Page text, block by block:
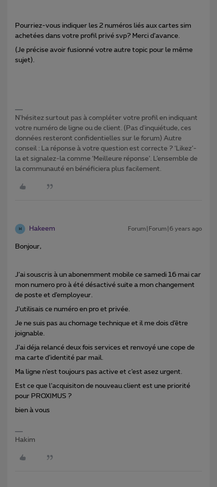
Pourriez-vous indiquer les 2 numéros liés aux cartes sim
achetées dans votre profil privé svp? Merci d’avance.
(Je précise avoir fusionné votre autre topic pour le même
sujet).
N'hésitez surtout pas à compléter votre profil en indiquant
votre numéro de ligne ou de client. (Pas d'inquiétude, ces
données resteront confidentielles sur le forum) Autre
conseil : La réponse à votre question est correcte ? ‘Likez’-
la et signalez-la comme ‘Meilleure réponse’. L’ensemble de
la communauté en bénéficiera plus facilement.
H Hakeem Forum|Forum|6 years ago
Bonjour,
J’ai souscris à un abonemment mobile ce samedi 16 mai car
mon numero pro à été désactivé suite a mon changement
de poste et d’employeur.
J’utilisais ce numéro en pro et privée.
Je ne suis pas au chomage technique et il me dois d’être
joignable.
J’ai déja relancé deux fois services et renvoyé une cope de
ma carte d’identité par mail.
Ma ligne n’est toujours pas active et c’est asez urgent.
Est ce que l’acquisiton de nouveau client est une priorité
pour PROXIMUS ?
bien à vous
Hakim